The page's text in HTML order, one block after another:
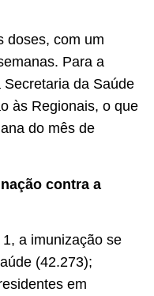
doses, com um
Para a
da Saúde
às Regionais, o que
do mês de
contra a
a imunização se
(42.273);
em